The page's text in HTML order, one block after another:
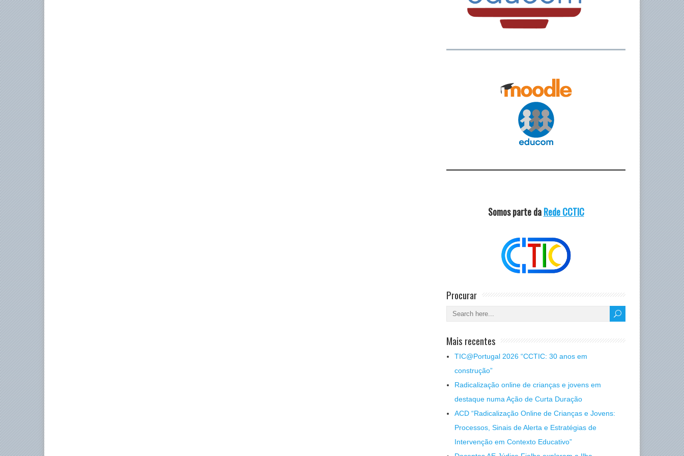
Somos parte daRede CCTIC
Procurar
Mais recentes
TIC@Portugal 2026 “CCTIC: 30 anos em
construção”
Radicalização online de crianças e jovens em
destaque numa Ação de Curta Duração
ACD “Radicalização Online de Crianças e Jovens:
Processos, Sinais de Alerta e Estratégias de
Intervenção em Contexto Educativo”